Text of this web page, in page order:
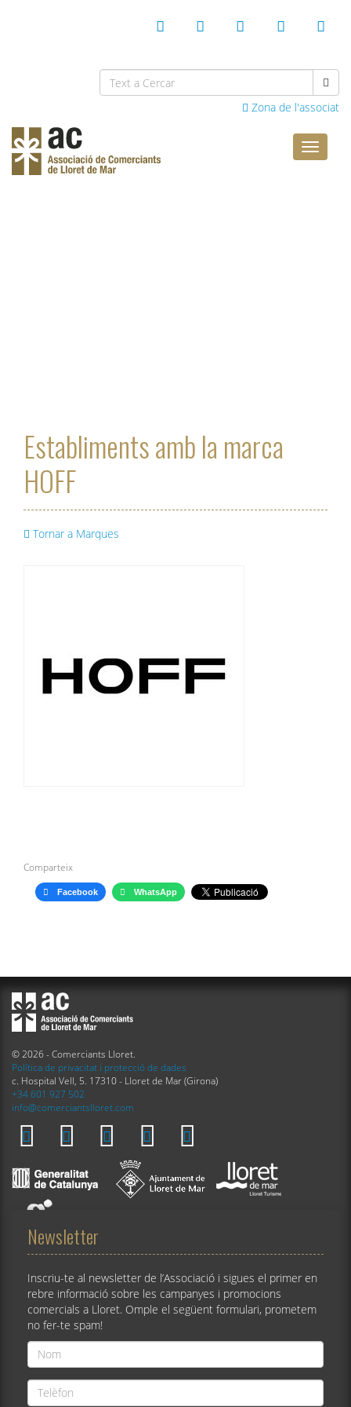
Zona de l'associat
Lloret
Establiments amb la marca
HOFF
Tornar a Marques
Comparteix
Facebook WhatsApp
© 2026 - Comerciants Lloret.
Política de privacitat i protecció de dades
c. Hospital Vell, 5. 17310 - Lloret de Mar (Girona)
+34 601 927 502
info@comerciantslloret.com
Newsletter
Inscriu-te al newsletter de l’Associació i sigues el primer en
rebre informació sobre les campanyes i promocions
comercials a Lloret. Omple el següent formulari, prometem
no fer-te spam!
Nom
*
Telèfon
*